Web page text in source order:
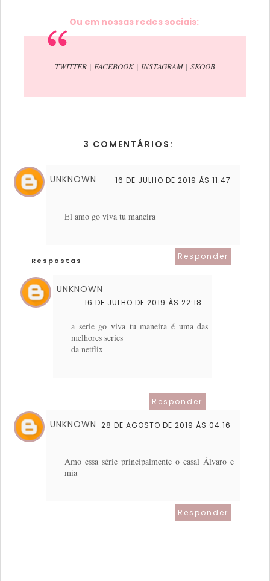
Ou em nossas redes sociais:
TWITTER| FACEBOOK| INSTAGRAM| SKOOB
3 COMENTÁRIOS:
UNKNOWN 16 DE JULHO DE 2019 ÀS 11:47
El amo go viva tu maneira
Responder
Respostas
UNKNOWN
16 DE JULHO DE 2019 ÀS 22:18
a serie go viva tu maneira é uma das
melhores series
da netflix
Responder
UNKNOWN 28 DE AGOSTO DE 2019 ÀS 04:16
Amo essa série principalmente o casal Álvaro e
mia
Responder